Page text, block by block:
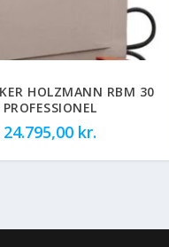
HOLZMANN RBM 30
PROFESSIONEL
24.795,00 kr.